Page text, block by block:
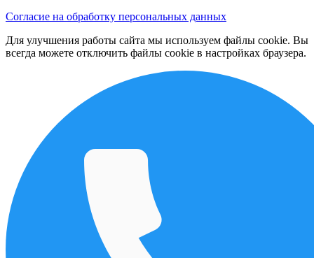
Согласие на обработку персональных данных
Для улучшения работы сайта мы используем файлы cookie. Вы
всегда можете отключить файлы cookie в настройках браузера.